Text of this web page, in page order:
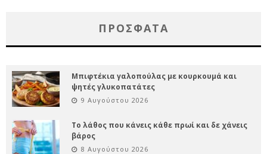
ΠΡΌΣΦΑΤΑ
Μπιφτέκια γαλοπούλας με κουρκουμά και
ψητές γλυκοπατάτες
9 Αυγούστου 2026
Το λάθος που κάνεις κάθε πρωί και δε χάνεις
βάρος
8 Αυγούστου 2026